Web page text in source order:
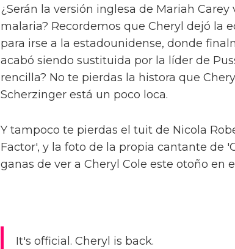
¿Serán la versión inglesa de Mariah Carey
malaria? Recordemos que Cheryl dejó la
para irse a la estadounidense, donde
acabó siendo sustituida por la líder de
rencilla? No te pierdas la histora que
Scherzinger está un poco loca.
Y tampoco te pierdas el tuit de Nicola
Factor', y la foto de la propia cantante de
ganas de ver a Cheryl Cole este otoño en
It's official. Cheryl is back.